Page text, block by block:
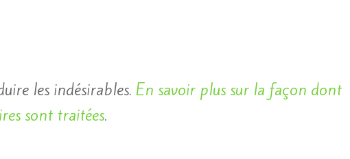
les indésirables. En savoir plus sur la façon dont
sont traitées.